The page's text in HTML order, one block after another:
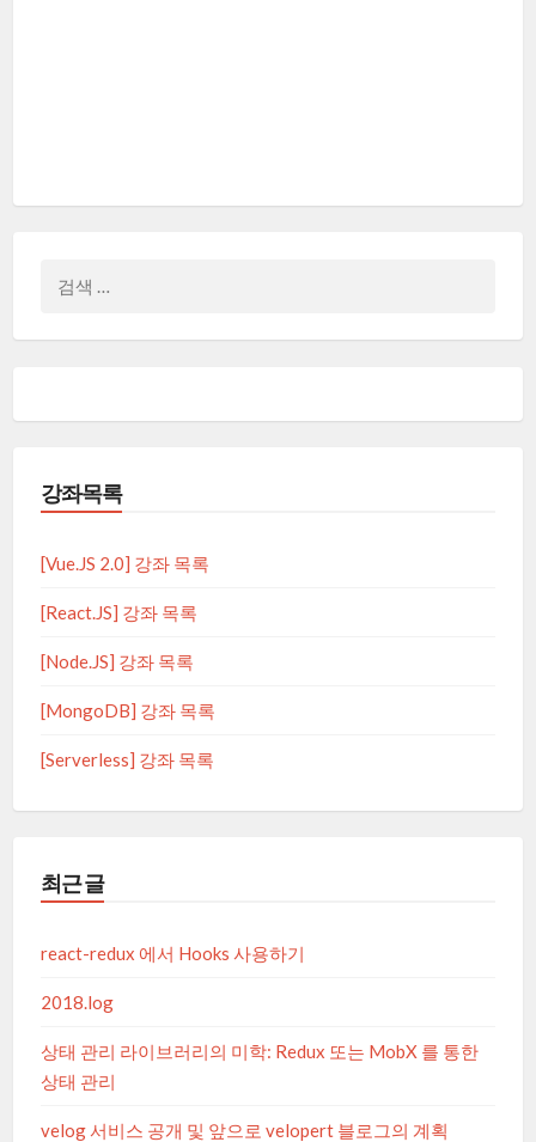
색:
강좌목록
[Vue.JS 2.0] 강좌 목록
[React.JS] 강좌 목록
[Node.JS] 강좌 목록
[MongoDB] 강좌 목록
[Serverless] 강좌 목록
최근 글
react-redux 에서 Hooks 사용하기
2018.log
상태 관리 라이브러리의 미학: Redux 또는 MobX 를 통한
상태 관리
velog 서비스 공개 및 앞으로 velopert 블로그의 계획